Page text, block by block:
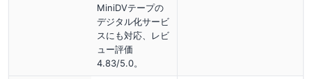
MiniDVテープの
デジタル化サービ
スにも対応、レビ
ュー評価
4.83/5.0。